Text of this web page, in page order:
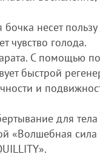
несет
чувство голода.
С помощью
быстрой
и
для
«Волшебная